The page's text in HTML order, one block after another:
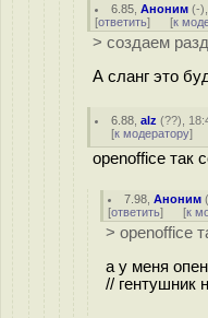
6.85 ,Аноним (-
[ответить] [к
> создаем
А сланг это
6.88 ,alz (??),
[к модератору]
openoffice так
7.98 ,Аноним
[ответить] [к
> openoffice
а у меня
// гентушник